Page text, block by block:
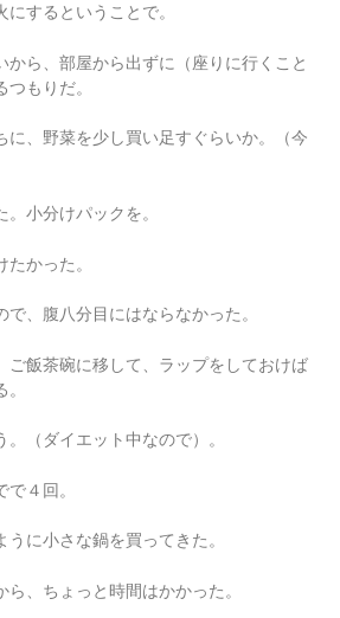
するということで。
から、部屋から出ずに（座りに行くこと
もりだ。
に、野菜を少し買い足すぐらいか。（今
小分けパックを。
かった。
、腹八分目にはならなかった。
ご飯茶碗に移して、ラップをしておけば
（ダイエット中なので）。
４回。
に小さな鍋を買ってきた。
、ちょっと時間はかかった。